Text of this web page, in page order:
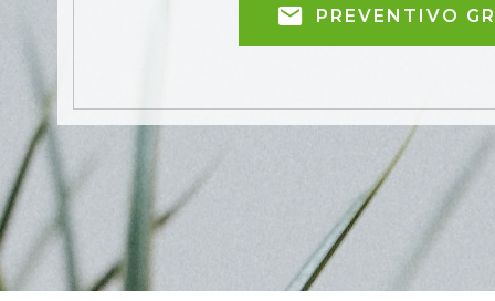
PREVENTIVO